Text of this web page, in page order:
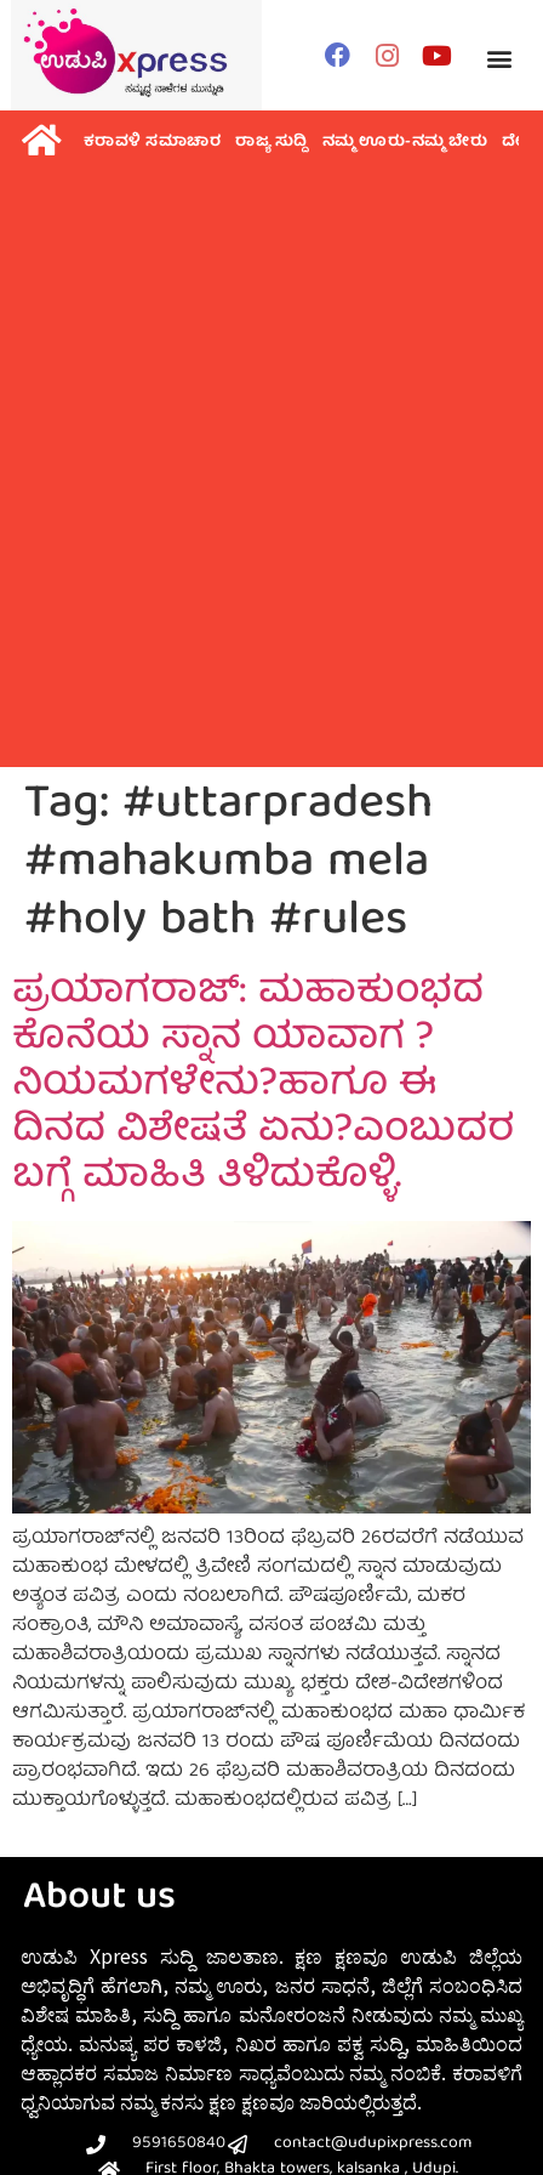
ಕರಾವಳಿ ಸಮಾಚಾರ ರಾಜ್ಯ ಸುದ್ದಿ ನಮ್ಮ ಊರು-ನಮ್ಮ ಬೇರು ದೇಶ
Tag:#uttarpradesh
#mahakumba mela
#holy bath #rules
ಪ್ರಯಾಗರಾಜ್‌: ಮಹಾಕುಂಭದ
ಕೊನೆಯ ಸ್ನಾನ ಯಾವಾಗ ?
ನಿಯಮಗಳೇನು?ಹಾಗೂ ಈ
ದಿನದ ವಿಶೇಷತೆ ಏನು?ಎಂಬುದರ
ಬಗ್ಗೆ ಮಾಹಿತಿ ತಿಳಿದುಕೊಳ್ಳಿ.
ಪ್ರಯಾಗರಾಜ್‌ನಲ್ಲಿ ಜನವರಿ 13ರಿಂದ ಫೆಬ್ರವರಿ 26ರವರೆಗೆ ನಡೆಯುವ
ಮಹಾಕುಂಭ ಮೇಳದಲ್ಲಿ ತ್ರಿವೇಣಿ ಸಂಗಮದಲ್ಲಿ ಸ್ನಾನ ಮಾಡುವುದು
ಅತ್ಯಂತ ಪವಿತ್ರ ಎಂದು ನಂಬಲಾಗಿದೆ. ಪೌಷಪೂರ್ಣಿಮೆ, ಮಕರ
ಸಂಕ್ರಾಂತಿ, ಮೌನಿ ಅಮಾವಾಸ್ಯೆ, ವಸಂತ ಪಂಚಮಿ ಮತ್ತು
ಮಹಾಶಿವರಾತ್ರಿಯಂದು ಪ್ರಮುಖ ಸ್ನಾನಗಳು ನಡೆಯುತ್ತವೆ. ಸ್ನಾನದ
ನಿಯಮಗಳನ್ನು ಪಾಲಿಸುವುದು ಮುಖ್ಯ. ಭಕ್ತರು ದೇಶ-ವಿದೇಶಗಳಿಂದ
ಆಗಮಿಸುತ್ತಾರೆ. ಪ್ರಯಾಗರಾಜ್‌ನಲ್ಲಿ ಮಹಾಕುಂಭದ ಮಹಾ ಧಾರ್ಮಿಕ
ಕಾರ್ಯಕ್ರಮವು ಜನವರಿ 13 ರಂದು ಪೌಷ ಪೂರ್ಣಿಮೆಯ ದಿನದಂದು
ಪ್ರಾರಂಭವಾಗಿದೆ. ಇದು 26 ಫೆಬ್ರವರಿ ಮಹಾಶಿವರಾತ್ರಿಯ ದಿನದಂದು
ಮುಕ್ತಾಯಗೊಳ್ಳುತ್ತದೆ. ಮಹಾಕುಂಭದಲ್ಲಿರುವ ಪವಿತ್ರ […]
About us
ಉಡುಪಿ Xpress ಸುದ್ದಿ ಜಾಲತಾಣ. ಕ್ಷಣ ಕ್ಷಣವೂ ಉಡುಪಿ ಜಿಲ್ಲೆಯ
ಅಭಿವೃದ್ಧಿಗೆ ಹೆಗಲಾಗಿ, ನಮ್ಮ ಊರು, ಜನರ ಸಾಧನೆ, ಜಿಲ್ಲೆಗೆ ಸಂಬಂಧಿಸಿದ
ವಿಶೇಷ ಮಾಹಿತಿ, ಸುದ್ದಿ ಹಾಗೂ ಮನೋರಂಜನೆ ನೀಡುವುದು ನಮ್ಮ ಮುಖ್ಯ
ಧ್ಯೇಯ. ಮನುಷ್ಯ ಪರ ಕಾಳಜಿ, ನಿಖರ ಹಾಗೂ ಪಕ್ವ ಸುದ್ದಿ, ಮಾಹಿತಿಯಿಂದ
ಆಹ್ಲಾದಕರ ಸಮಾಜ ನಿರ್ಮಾಣ ಸಾಧ್ಯವೆಂಬುದು ನಮ್ಮ ನಂಬಿಕೆ. ಕರಾವಳಿಗೆ
ಧ್ವನಿಯಾಗುವ ನಮ್ಮ ಕನಸು ಕ್ಷಣ ಕ್ಷಣವೂ ಜಾರಿಯಲ್ಲಿರುತ್ತದೆ.
9591650840
contact@udupixpress.com